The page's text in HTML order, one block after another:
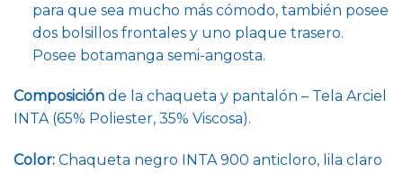
para que sea mucho más cómodo, también posee
dos bolsillos frontales y uno plaque trasero.
Posee botamanga semi-angosta.
Composición de la chaqueta y pantalón – Tela Arciel
INTA (65% Poliester, 35% Viscosa).
Color: Chaqueta negro INTA 900 anticloro, lila claro